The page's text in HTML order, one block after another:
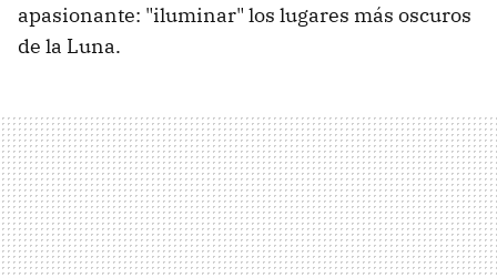
apasionante: "iluminar" los lugares más oscuros
de la Luna.